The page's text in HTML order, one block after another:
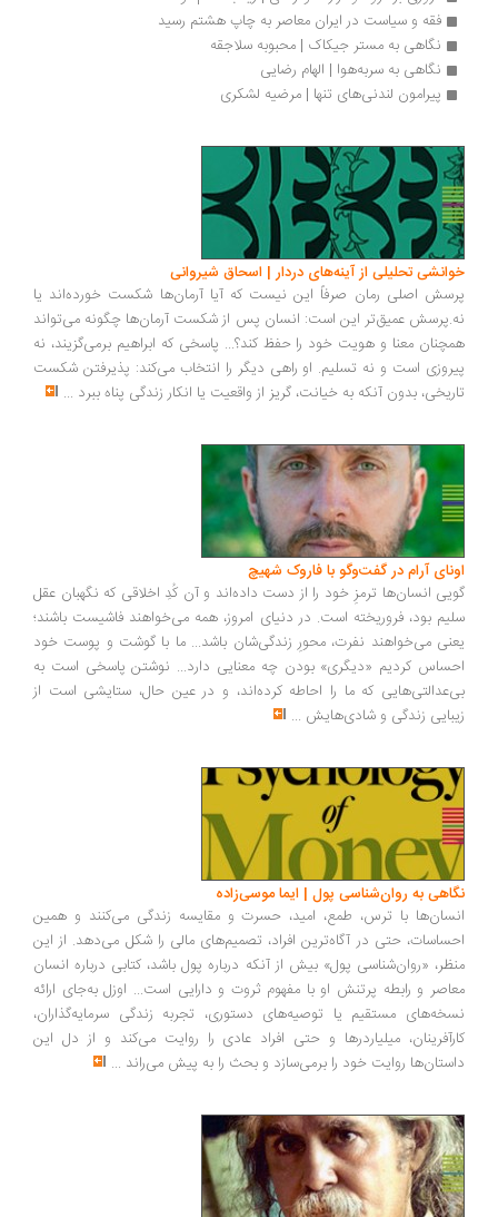
فقه و سیاست در ایران معاصر به چاپ هشتم رسید
نگاهی به مستر جیکاک | محبوبه سلاجقه
نگاهی به سربه‌هوا | الهام رضایی
پیرامون لندنی‌های تنها | مرضیه لشکری
تحلیلی از آینه‌های دردار | اسحاق شیروانی
اصلی رمان صرفاً این نیست که آیا آرمان‌ها شکست خورده‌اند یا
عمیق‌تر این است: انسان پس از شکست آرمان‌ها چگونه می‌تواند
معنا و هویت خود را حفظ کند؟... پاسخی که ابراهیم برمی‌گزیند، نه
است و نه تسلیم. او راهی دیگر را انتخاب می‌کند: پذیرفتن شکست
بدون آنکه به خیانت، گریز از واقعیت یا انکار زندگی پناه ببرد...
آرام در گفت‌وگو با فاروک شهیچ‭
انسان‌ها ترمزِ خود را از دست داده‌اند و آن کُدِ اخلاقی که نگهبان عقل
بود، فروریخته است. در دنیای امروز، همه می‌خواهند فاشیست باشند؛
می‌خواهند نفرت، محورِ زندگی‌شان باشد... ما با گوشت و پوست خود
کردیم «دیگری» بودن چه معنایی دارد... نوشتن پاسخی است به
که ما را احاطه کرده‌اند، و در عین حال، ستایشی است از
زندگی و شادی‌هایش...
به روان‌شناسی پول | ایما موسی‌زاده
با ترس، طمع، امید، حسرت و مقایسه زندگی می‌کنند و همین
حتی در آگاه‌ترین افراد، تصمیم‌های مالی را شکل می‌دهد. از این
«روان‌شناسی پول» بیش از آنکه درباره پول باشد، کتابی درباره انسان
و رابطه پرتنش او با مفهوم ثروت و دارایی است... اوزل به‌جای ارائه
مستقیم یا توصیه‌های دستوری، تجربه زندگی سرمایه‌گذاران،
میلیاردرها و حتی افراد عادی را روایت می‌کند و از دل این
روایت خود را برمی‌سازد و بحث را به پیش می‌راند ...